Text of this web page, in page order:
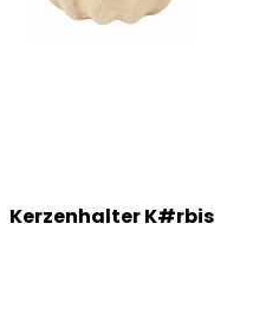
Kerzenhalter K#rbis